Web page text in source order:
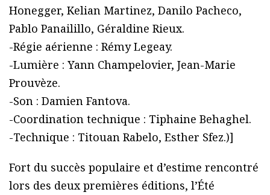
Honegger, Kelian Martinez, Danilo Pacheco,
Pablo Panailillo, Géraldine Rieux.
-Régie aérienne : Rémy Legeay.
-Lumière : Yann Champelovier, Jean-Marie
Prouvèze.
-Son : Damien Fantova.
-Coordination technique : Tiphaine Behaghel.
-Technique : Titouan Rabelo, Esther Sfez.)]
Fort du succès populaire et d’estime rencontré
lors des deux premières éditions, l’Été